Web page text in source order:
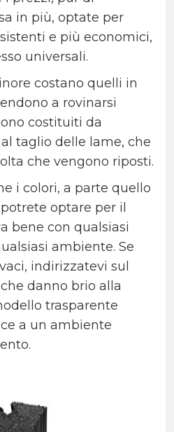
in più, optate per
e più economici,
universali.
costano quelli in
a rovinarsi
costituiti da
taglio delle lame, che
che vengono riposti.
i colori, a parte quello
optare per il
bene con qualsiasi
ambiente. Se
indirizzatevi sul
danno brio alla
trasparente
a un ambiente